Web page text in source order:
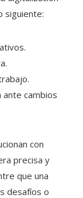
siguiente:
ante cambios
con
precisa y
que una
desafíos o